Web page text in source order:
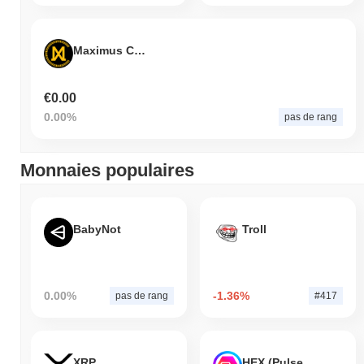
Maximus Coin
€0.00
0.00% pas de rang
Monnaies populaires
BabyNot
0.00% pas de rang
Troll
-1.36% #417